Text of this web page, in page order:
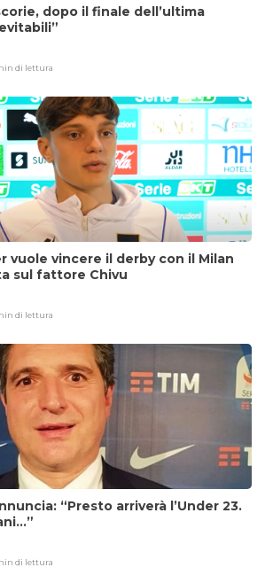
dopo il finale dell’ultima
di lettura
vuole vincere il derby con il Milan
sul fattore Chivu
di lettura
“Presto arriverà l’Under 23.
di lettura